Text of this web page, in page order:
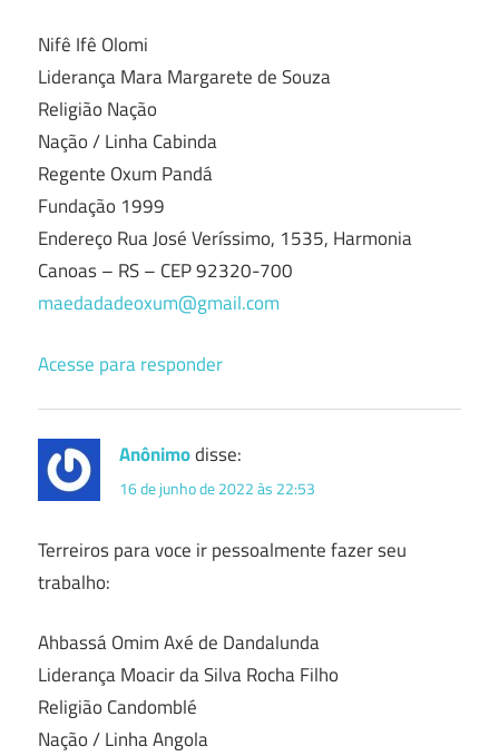
Nifê Ifê Olomi
Liderança Mara Margarete de Souza
Religião Nação
Nação / Linha Cabinda
Regente Oxum Pandá
Fundação 1999
Endereço Rua José Veríssimo, 1535, Harmonia
Canoas – RS – CEP 92320-700
maedadadeoxum@gmail.com
Acesse para responder
Anônimodisse:
16 de junho de 2022 às 22:53
Terreiros para voce ir pessoalmente fazer seu
trabalho:
Ahbassá Omim Axé de Dandalunda
Liderança Moacir da Silva Rocha Filho
Religião Candomblé
Nação / Linha Angola